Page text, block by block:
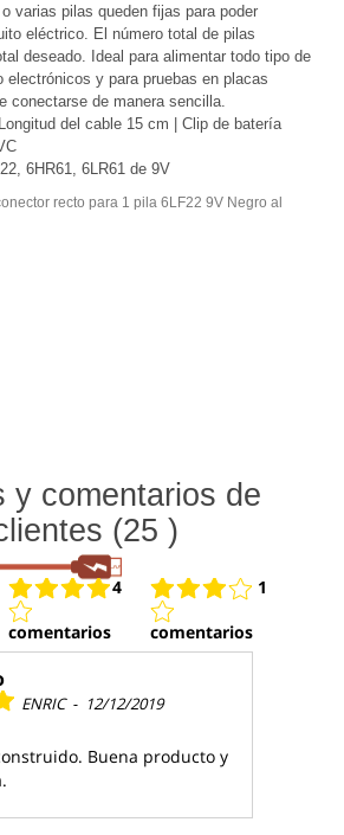
varias pilas queden fijas para poder
eléctrico. El número total de pilas
deseado. Ideal para alimentar todo tipo de
y para pruebas en placas
conectarse de manera sencilla.
Longitud del cable 15 cm | Clip de batería
6HR61, 6LR61 de 9V
recto para 1 pila 6LF22 9V Negro al
y comentarios de
(25 )
4
comentarios
1
comentarios
ENRIC - 12/12/2019
Buena producto y